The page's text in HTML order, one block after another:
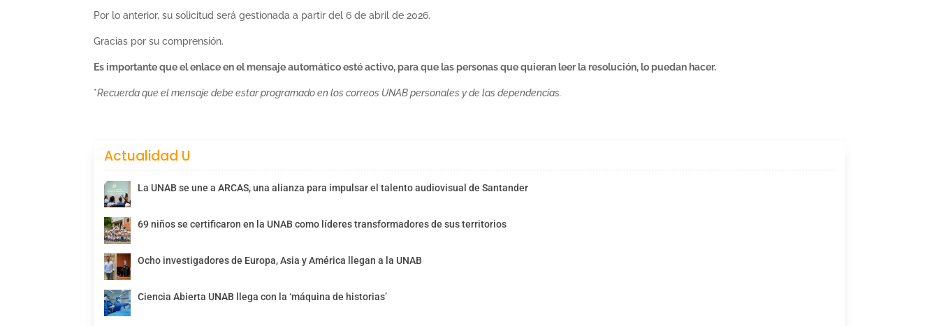
Por lo anterior, su solicitud será gestionada a partir del 6 de abril de 2026.
Gracias por su comprensión.
Es importante que el enlace en el mensaje automático esté activo, para que las personas que quieran leer la resolución, lo puedan hacer.
*Recuerda que el mensaje debe estar programado en los correos UNAB personales y de las dependencias.
Actualidad U
La UNAB se une a ARCAS, una alianza para impulsar el talento audiovisual de Santander
69 niños se certificaron en la UNAB como líderes transformadores de sus territorios
Ocho investigadores de Europa, Asia y América llegan a la UNAB
Ciencia Abierta UNAB llega con la ‘máquina de historias’